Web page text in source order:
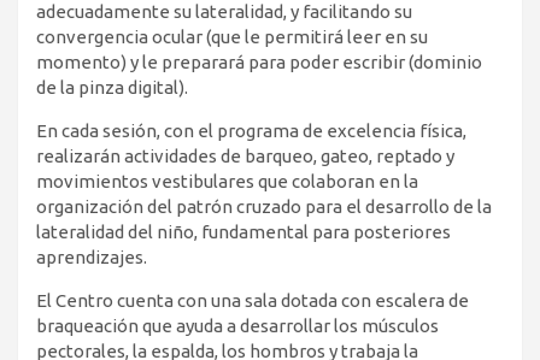
adecuadamente su lateralidad, y facilitando su
convergencia ocular (que le permitirá leer en su
momento) y le preparará para poder escribir (dominio
de la pinza digital).
En cada sesión, con el programa de excelencia física,
realizarán actividades de barqueo, gateo, reptado y
movimientos vestibulares que colaboran en la
organización del patrón cruzado para el desarrollo de la
lateralidad del niño, fundamental para posteriores
aprendizajes.
El Centro cuenta con una sala dotada con escalera de
braqueación que ayuda a desarrollar los músculos
pectorales, la espalda, los hombros y trabaja la